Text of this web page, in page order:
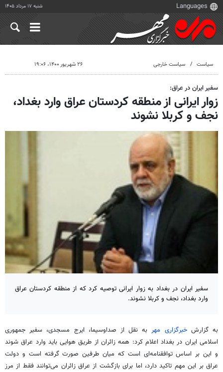
شنبه ۱۷ مرداد ۱۴۰۵
سیاست سیاست خارجی ۲۶ شهریور ۱۴۰۰، ۱۹:۰۶
سفیر ایران در عراق:
زوار ایرانی از منطقه کردستان عراق وارد بغداد،
نجف و کربلا نشوند
سفیر ایران در بغداد به زوار ایرانی توصیه کرد که از منطقه کردستان عراق
وارد بغداد، نجف و کربلا نشوند.
به گزارش خبرگزاری مهر به نقل از صداوسیما، ایرج مسجدی، سفیر جمهوری
اسلامی ایران در بغداد اعلام کرد: همه زائران از طریق هوایی باید وارد عراق شوند
و این بر اساستوافقنامه‌ای است که میان طرفین صورت گرفته است و دولت
عراق بر این مهم تاکید دارد، اما برای بازگشت از عراق زائران می‌توانندفقط از مرز